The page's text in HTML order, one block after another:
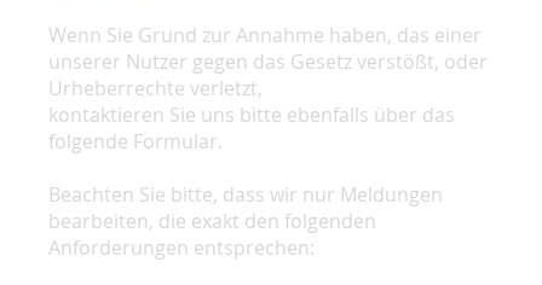
Wenn Sie Grund zur Annahme haben, das einer
unserer Nutzer gegen das Gesetz verstößt, oder
Urheberrechte verletzt,
kontaktieren Sie uns bitte ebenfalls über das
folgende Formular.
Beachten Sie bitte, dass wir nur Meldungen
bearbeiten, die exakt den folgenden
Anforderungen entsprechen: